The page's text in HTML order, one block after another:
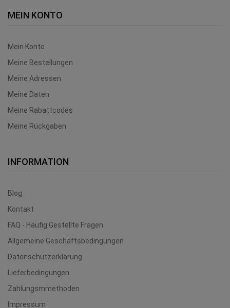
MEIN KONTO
Mein Konto
Meine Bestellungen
Meine Adressen
Meine Daten
Meine Rabattcodes
Meine Rückgaben
INFORMATION
Blog
Kontakt
FAQ - Häufig Gestellte Fragen
Allgemeine Geschäftsbedingungen
Datenschutzerklärung
Lieferbedingungen
Zahlungsmmethoden
Impressum